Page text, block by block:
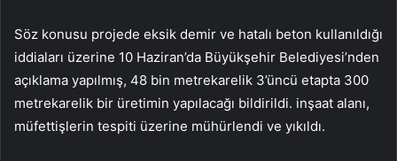
Söz konusu projede eksik demir ve hatalı beton kullanıldığı
iddiaları üzerine 10 Haziran’da Büyükşehir Belediyesi’nden
açıklama yapılmış, 48 bin metrekarelik 3’üncü etapta 300
metrekarelik bir üretimin yapılacağı bildirildi. inşaat alanı,
müfettişlerin tespiti üzerine mühürlendi ve yıkıldı.